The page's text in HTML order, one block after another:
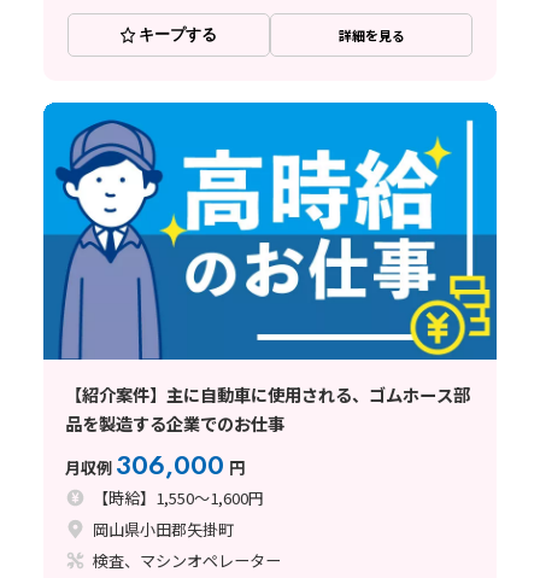
キープする 詳細を見る
【紹介案件】主に自動車に使用される、ゴムホース部
品を製造する企業でのお仕事
月収例 306,000 円
【時給】1,550～1,600円
岡山県小田郡矢掛町
検査、マシンオペレーター